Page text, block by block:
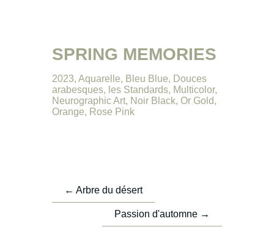
SPRING MEMORIES
2023, Aquarelle, Bleu Blue, Douces
arabesques, les Standards, Multicolor,
Neurographic Art, Noir Black, Or Gold,
Orange, Rose Pink
← Arbre du désert
Passion d'automne →